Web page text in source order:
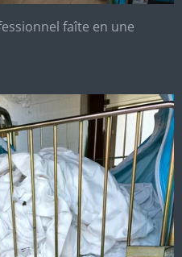
faîte en une